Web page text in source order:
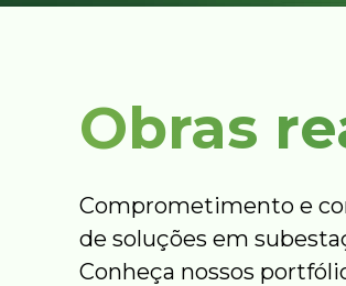
Obras
Comprometimento e
de soluções em
Conheça nossos